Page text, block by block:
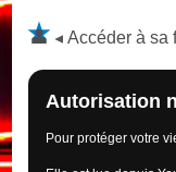
Accéder à sa
Autorisation
Pour protéger votre